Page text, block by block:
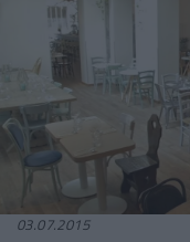
03.07.2015